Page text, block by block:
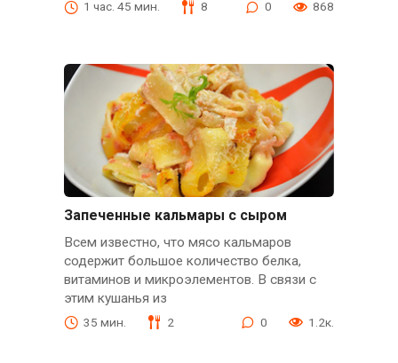
1 час. 45 мин. 8 0 868
Запеченные кальмары с сыром
Всем известно, что мясо кальмаров
содержит большое количество белка,
витаминов и микроэлементов. В связи с
этим кушанья из
35 мин. 2 0 1.2к.